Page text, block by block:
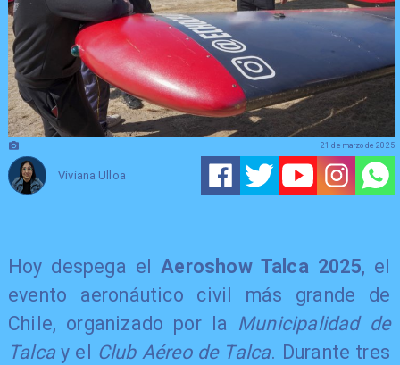
Viviana Ulloa
21 de marzo de 2025
Hoy despega elAeroshow Talca 2025, el
evento aeronáutico civil más grande de
Chile, organizado por la Municipalidad de
Talcay el Club Aéreo de Talca. Durante tres